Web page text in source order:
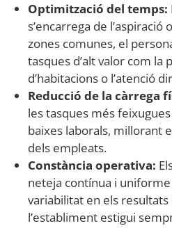
Optimització del temps:
s’encarrega de
zones comunes, el
tasques d’alt valor com la
d’habitacions o l’atenció
Reducció de la càrrega
les tasques més
baixes laborals, millorant
dels empleats.
Constància operativa:
neteja contínua i
variabilitat en els resultats
l’establiment estigui